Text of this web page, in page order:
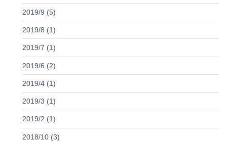
2019/9 (5)
2019/8 (1)
2019/7 (1)
2019/6 (2)
2019/4 (1)
2019/3 (1)
2019/2 (1)
2018/10 (3)